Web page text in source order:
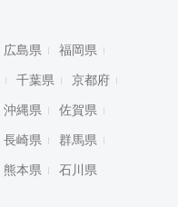
広島県 福岡県
千葉県 京都府
沖縄県 佐賀県
長崎県 群馬県
熊本県 石川県